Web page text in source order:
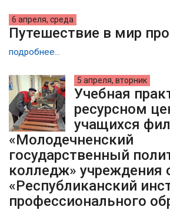
6 апреля, среда
Путешествие в мир
подробнее...
5 апреля, вторник
Учебная
ресурсном
учащихся
«Молодечненский
государственный
колледж» учреждения
«Республиканский
профессионального